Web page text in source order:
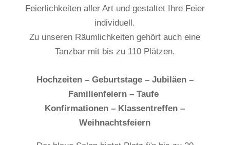
Feierlichkeiten aller Art und gestaltet Ihre Feier
individuell.
Zu unseren Räumlichkeiten gehört auch eine
Tanzbar mit bis zu 110 Plätzen.
Hochzeiten – Geburtstage – Jubiläen –
Familienfeiern – Taufe
Konfirmationen – Klassentreffen –
Weihnachtsfeiern